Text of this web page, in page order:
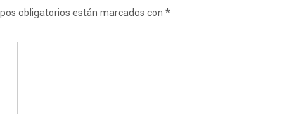
obligatorios están marcados con *